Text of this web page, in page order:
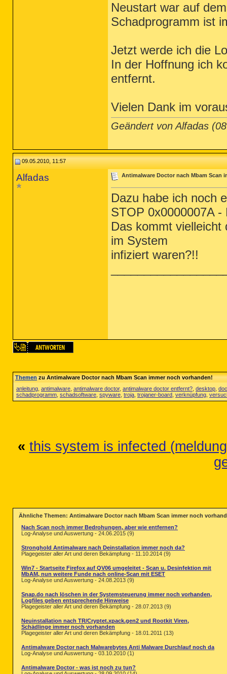
Neustart war auf
Schadprogramm ist
Jetzt werde ich die
In der Hoffnung ich
entfernt.
Vielen Dank im
Geändert von Alfadas
09.05.2010, 11:57
Alfadas Antimalware Doctor nach Mbam Scan
Dazu habe ich noch
STOP 0x0000007A -
Das kommt vielleicht
im System
infiziert waren?!!
Themenzu Antimalware Doctor nach Mbam Scan immer noch vorhanden!
anleitung antimalware antimalware doctor, antimalware doctor entfernt? desktop
schadprogramm schadsoftware spyware troja trojaner-board verknüpfung
« this system is infected
Ähnliche Themen: Antimalware Doctor nach Mbam Scan immer noch
Nach Scan noch immer Bedrohungen, aber wie entfernen?
Log-Analyse und Auswertung - 24.06.2015 (9)
Stronghold Antimalware nach Deinstallation immer noch da?
Plagegeister aller Art und deren Bekämpfung - 11.10.2014 (9)
Win7 - Startseite Firefox auf QV06 umgeleitet - Scan u. Desinfektion mit
MbAM, nun weitere Funde nach online-Scan mit ESET
Log-Analyse und Auswertung - 24.08.2013 (9)
Snap.do nach löschen in der Systemsteuerung immer noch vorhanden,
Logfiles geben entsprechende Hinweise
Plagegeister aller Art und deren Bekämpfung - 28.07.2013 (9)
Neuinstallation nach TR/Cryptet.xpack.gen2 und Rootkit Viren,
Schädlinge immer noch vorhanden
Plagegeister aller Art und deren Bekämpfung - 18.01.2011 (13)
Antimalware Doctor nach Malwarebytes Anti Malware Durchlauf noch da
Log-Analyse und Auswertung - 03.10.2010 (1)
Antimalware Doctor - was ist noch zu tun?